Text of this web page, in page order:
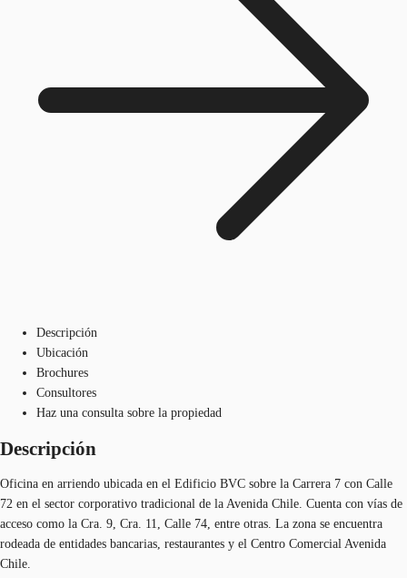
Descripción
Ubicación
Brochures
Consultores
Haz una consulta sobre la propiedad
Descripción
Oficina en arriendo ubicada en el Edificio BVC sobre la Carrera 7 con Calle
72 en el sector corporativo tradicional de la Avenida Chile. Cuenta con vías de
acceso como la Cra. 9, Cra. 11, Calle 74, entre otras. La zona se encuentra
rodeada de entidades bancarias, restaurantes y el Centro Comercial Avenida
Chile.